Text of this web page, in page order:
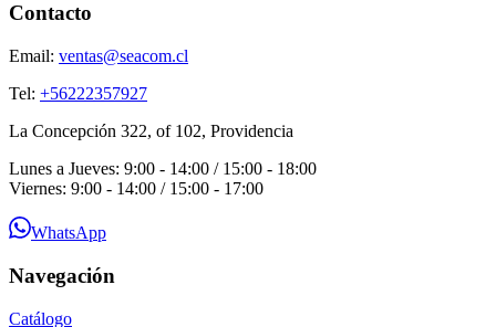
Contacto
Email: ventas@seacom.cl
Tel: +56222357927
La Concepción 322, of 102, Providencia
Lunes a Jueves: 9:00 - 14:00 / 15:00 - 18:00
Viernes: 9:00 - 14:00 / 15:00 - 17:00
WhatsApp
Navegación
Catálogo